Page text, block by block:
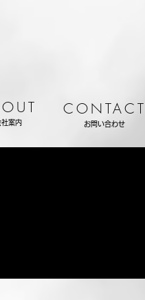
社案内
CONTACT
お問い合わせ